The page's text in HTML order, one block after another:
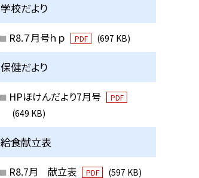
学校だより
R8.７月号ｈｐ PDF (697 KB)
保健だより
HPほけんだより7月号 PDF
(649 KB)
給食献立表
R8.7月 献立表 PDF (597 KB)